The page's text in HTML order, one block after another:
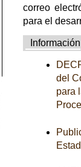
correo
para el
Información
del
para